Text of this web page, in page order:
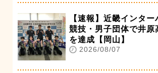
【速報】近畿インタ
競技・男子団体で井原
を達成【岡山】
2026/08/07